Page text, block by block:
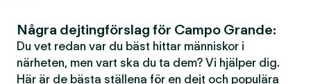
Några dejtingförslag för Campo Grande:
Du vet redan var du bäst hittar människor i
närheten, men vart ska du ta dem? Vi hjälper dig.
Här är de bästa ställena för en dejt och populära